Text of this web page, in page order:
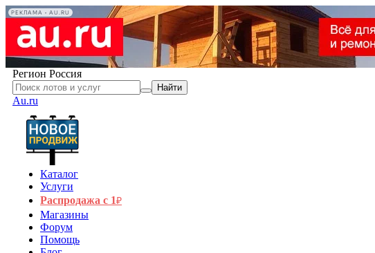
РЕКЛАМА • AU.RU
Регион Россия
Найти
Au.ru
Каталог
Услуги
Распродажа с 1₽
Магазины
Форум
Помощь